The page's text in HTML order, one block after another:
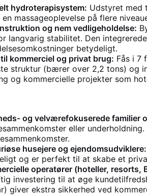
hydroterapisystem: Udstyret med
en massageoplevelse på flere
og nem vedligeholdelse:
langvarig stabilitet. Den
betydeligt.
kommerciel og privat brug: Fås i 7
struktur (bærer over 2,2 tons) og
og kommercielle projekter som
og velværefokuserede familier
eller
husejere og ejendomsudviklere:
og er perfekt til at skabe et
operatører (hoteller, resorts,
investering til at øge
giver ekstra sikkerhed ved